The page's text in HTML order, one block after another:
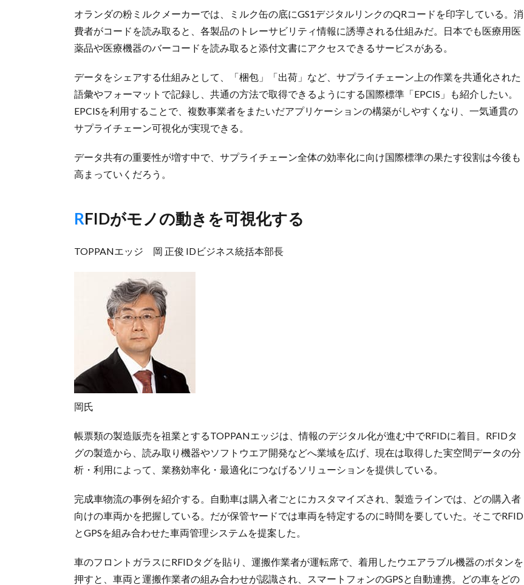
オランダの粉ミルクメーカーでは、ミルク缶の底にGS1デジタルリンクのQRコードを印字している。消
費者がコードを読み取ると、各製品のトレーサビリティ情報に誘導される仕組みだ。日本でも医療用医
薬品や医療機器のバーコードを読み取ると添付文書にアクセスできるサービスがある。
データをシェアする仕組みとして、「梱包」「出荷」など、サプライチェーン上の作業を共通化された
語彙やフォーマットで記録し、共通の方法で取得できるようにする国際標準「EPCIS」も紹介したい。
EPCISを利用することで、複数事業者をまたいだアプリケーションの構築がしやすくなり、一気通貫の
サプライチェーン可視化が実現できる。
データ共有の重要性が増す中で、サプライチェーン全体の効率化に向け国際標準の果たす役割は今後も
高まっていくだろう。
RFIDがモノの動きを可視化する
TOPPANエッジ 岡 正俊 IDビジネス統括本部長
岡氏
帳票類の製造販売を祖業とするTOPPANエッジは、情報のデジタル化が進む中でRFIDに着目。RFIDタ
グの製造から、読み取り機器やソフトウエア開発などへ業域を広げ、現在は取得した実空間データの分
析・利用によって、業務効率化・最適化につなげるソリューションを提供している。
完成車物流の事例を紹介する。自動車は購入者ごとにカスタマイズされ、製造ラインでは、どの購入者
向けの車両かを把握している。だが保管ヤードでは車両を特定するのに時間を要していた。そこでRFID
とGPSを組み合わせた車両管理システムを提案した。
車のフロントガラスにRFIDタグを貼り、運搬作業者が運転席で、着用したウエアラブル機器のボタンを
押すと、車両と運搬作業者の組み合わせが認識され、スマートフォンのGPSと自動連携。どの車をどの